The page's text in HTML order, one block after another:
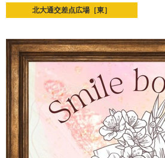
北大通交差点広場［東］